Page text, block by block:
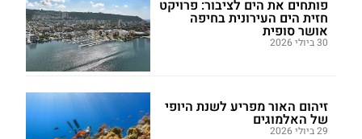
פותחים את הים לציבור: פרויקט
חזית הים העירונית בחיפה
אושר סופית
30 ביולי 2026
זיהום האור מפריע לשנת היופי
של האלמוגים
29 ביולי 2026